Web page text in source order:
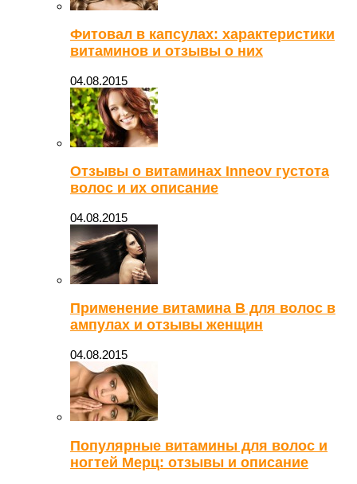
Фитовал в капсулах: характеристики
витаминов и отзывы о них
04.08.2015
Отзывы о витаминах Inneov густота
волос и их описание
04.08.2015
Применение витамина В для волос в
ампулах и отзывы женщин
04.08.2015
Популярные витамины для волос и
ногтей Мерц: отзывы и описание